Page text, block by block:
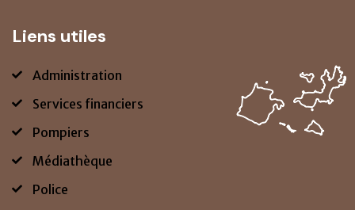
Liens utiles
Administration
Services financiers
Pompiers
Médiathèque
Police